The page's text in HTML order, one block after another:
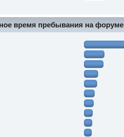
время пребывания на форуме